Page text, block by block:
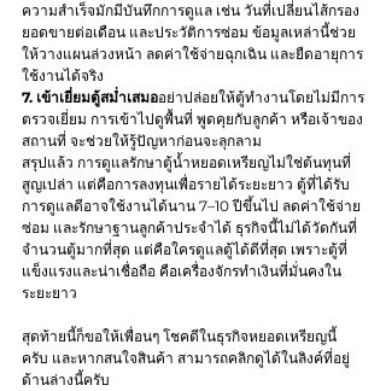
ความสำเร็จมักมีบันทึกการดูแล เช่น วันที่เปลี่ยนไส้กรอง
ยอดขายต่อเดือน และประวัติการซ่อม ข้อมูลเหล่านี้ช่วย
ให้วางแผนล่วงหน้า ลดค่าใช้จ่ายฉุกเฉิน และยืดอายุการ
ใช้งานได้จริง
7. เข้าเยี่ยมตู้สม่ำเสมออย่าปล่อยให้ตู้ทำงานโดยไม่มีการ
ตรวจเยี่ยม การเข้าไปดูพื้นที่ พูดคุยกับลูกค้า หรือเจ้าของ
สถานที่ จะช่วยให้รู้ปัญหาก่อนจะลุกลาม
สรุปแล้ว การดูแลรักษาตู้น้ำหยอดเหรียญไม่ใช่ต้นทุนที่
สูญเปล่า แต่คือการลงทุนเพื่อรายได้ระยะยาว ตู้ที่ได้รับ
การดูแลดีอาจใช้งานได้นาน 7–10 ปีขึ้นไป ลดค่าใช้จ่าย
ซ่อม และรักษาฐานลูกค้าประจำได้ ธุรกิจนี้ไม่ได้วัดกันที่
จำนวนตู้มากที่สุด แต่คือใครดูแลตู้ได้ดีที่สุด เพราะตู้ที่
แข็งแรงและน่าเชื่อถือ คือเครื่องจักรทำเงินที่มั่นคงใน
ระยะยาว
สุดท้ายนี้ก็ขอให้เพื่อนๆ โชคดีในธุรกิจหยอดเหรียญนี้
ครับ และหากสนใจสินค้า สามารถคลิกดูได้ในลิงค์ที่อยู่
ด้านล่างนี้ครับ